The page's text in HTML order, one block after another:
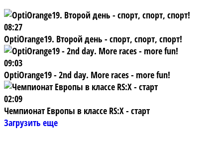
08:27
OptiOrange19. Второй день - спорт, спорт, спорт!
09:03
OptiOrange19 - 2nd day. More races - more fun!
02:09
Чемпионат Европы в классе RS:X - старт
Загрузить еще